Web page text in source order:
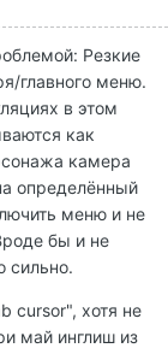
Резкие
главного меню.
в этом
как
камера
определённый
меню и не
бы и не
сильно.
cursor", хотя не
май инглиш из